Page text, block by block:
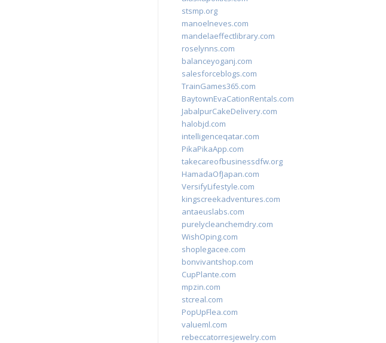
stsmp.org
manoelneves.com
mandelaeffectlibrary.com
roselynns.com
balanceyoganj.com
salesforceblogs.com
TrainGames365.com
BaytownEvaCationRentals.com
JabalpurCakeDelivery.com
halobjd.com
intelligenceqatar.com
PikaPikaApp.com
takecareofbusinessdfw.org
HamadaOfJapan.com
VersifyLifestyle.com
kingscreekadventures.com
antaeuslabs.com
purelycleanchemdry.com
WishOping.com
shoplegacee.com
bonvivantshop.com
CupPlante.com
mpzin.com
stcreal.com
PopUpFlea.com
valueml.com
rebeccatorresjewelry.com